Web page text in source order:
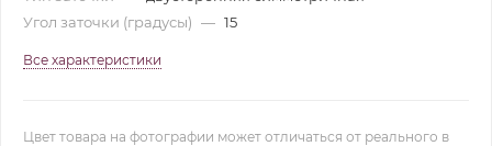
Угол заточки (градусы) — 15
Все характеристики
Цвет товара на фотографии может отличаться от реального в